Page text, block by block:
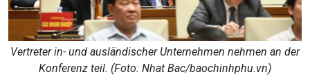
Vertreter in- und ausländischer Unternehmen nehmen an der
Konferenz teil. (Foto: Nhat Bac/baochinhphu.vn)